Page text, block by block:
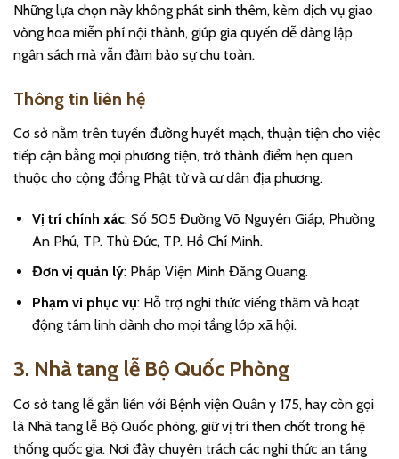
Những lựa chọn này không phát sinh thêm, kèm dịch vụ giao
vòng hoa miễn phí nội thành, giúp gia quyến dễ dàng lập
ngân sách mà vẫn đảm bảo sự chu toàn.
Thông tin liên hệ
Cơ sở nằm trên tuyến đường huyết mạch, thuận tiện cho việc
tiếp cận bằng mọi phương tiện, trở thành điểm hẹn quen
thuộc cho cộng đồng Phật tử và cư dân địa phương.
Vị trí chính xác: Số 505 Đường Võ Nguyên Giáp, Phường
An Phú, TP. Thủ Đức, TP. Hồ Chí Minh.
Đơn vị quản lý: Pháp Viện Minh Đăng Quang.
Phạm vi phục vụ: Hỗ trợ nghi thức viếng thăm và hoạt
động tâm linh dành cho mọi tầng lớp xã hội.
3. Nhà tang lễ Bộ Quốc Phòng
Cơ sở tang lễ gắn liền với Bệnh viện Quân y 175, hay còn gọi
là Nhà tang lễ Bộ Quốc phòng, giữ vị trí then chốt trong hệ
thống quốc gia. Nơi đây chuyên trách các nghi thức an táng